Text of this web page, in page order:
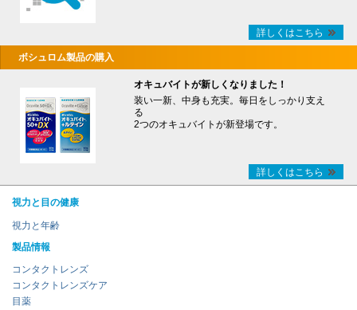
詳しくはこちら
ボシュロム製品の購入
オキュバイトが新しくなりました！
装い一新、中身も充実。毎日をしっかり支え
る
2つのオキュバイトが新登場です。
詳しくはこちら
視力と目の健康
視力と年齢
製品情報
コンタクトレンズ
コンタクトレンズケア
目薬